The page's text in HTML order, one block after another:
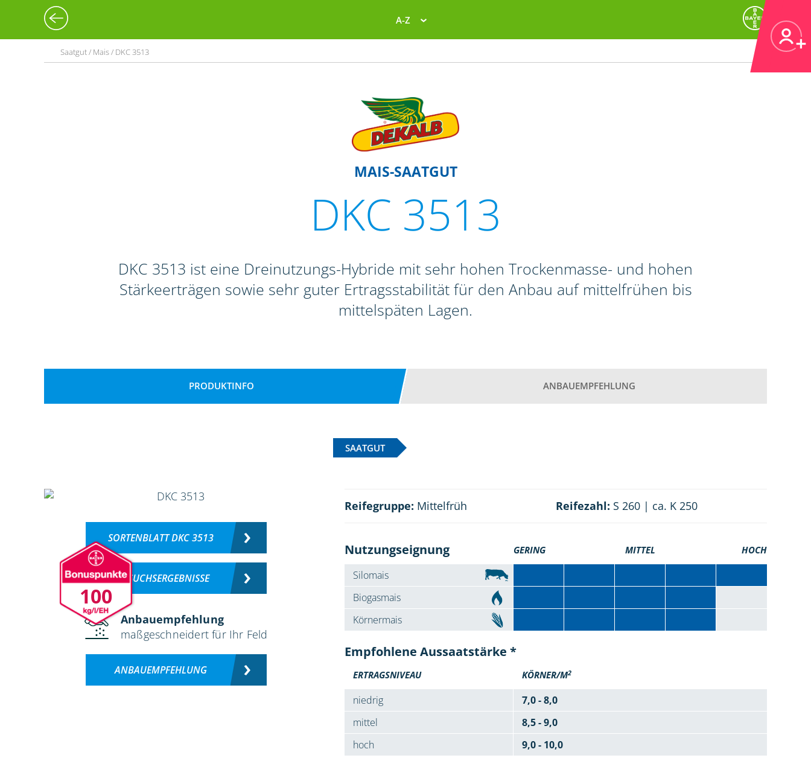
A-Z
Saatgut / Mais / DKC 3513
MAIS-SAATGUT
DKC 3513
DKC 3513 ist eine Dreinutzungs-Hybride mit sehr hohen Trockenmasse- und hohen
Stärkeerträgen sowie sehr guter Ertragsstabilität für den Anbau auf mittelfrühen bis
mittelspäten Lagen.
PRODUKTINFO ANBAUEMPFEHLUNG
SAATGUT
100
SORTENBLATT DKC 3513
VERSUCHSERGEBNISSE
Anbauempfehlung
maßgeschneidert für Ihr Feld
ANBAUEMPFEHLUNG
Reifegruppe: Mittelfrüh Reifezahl: S 260 | ca. K 250
Nutzungseignung GERING MITTEL HOCH
Silomais
Biogasmais
Körnermais
Empfohlene Aussaatstärke *
ERTRAGSNIVEAU KÖRNER/M2
niedrig
7,0 - 8,0
mittel
8,5 - 9,0
hoch
9,0 - 10,0